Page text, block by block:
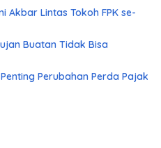
Akbar Lintas Tokoh FPK se-
Buatan Tidak Bisa
Perubahan Perda Pajak